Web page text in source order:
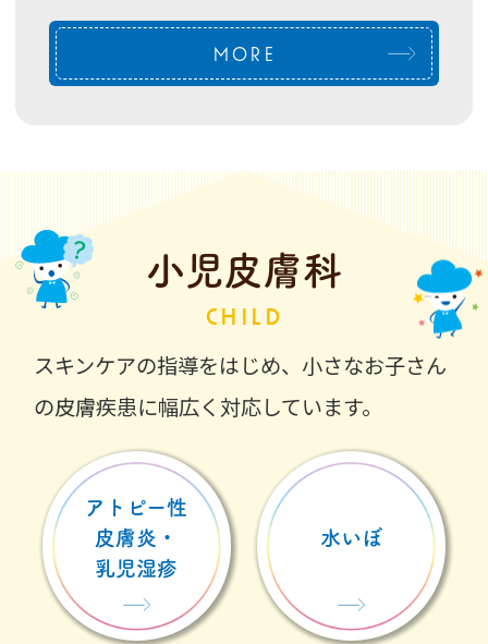
MORE
小児皮膚科
CHILD
スキンケアの指導をはじめ、小さなお子さん
の皮膚疾患に幅広く対応しています。
アトピー性
皮膚炎・
乳児湿疹
水いぼ